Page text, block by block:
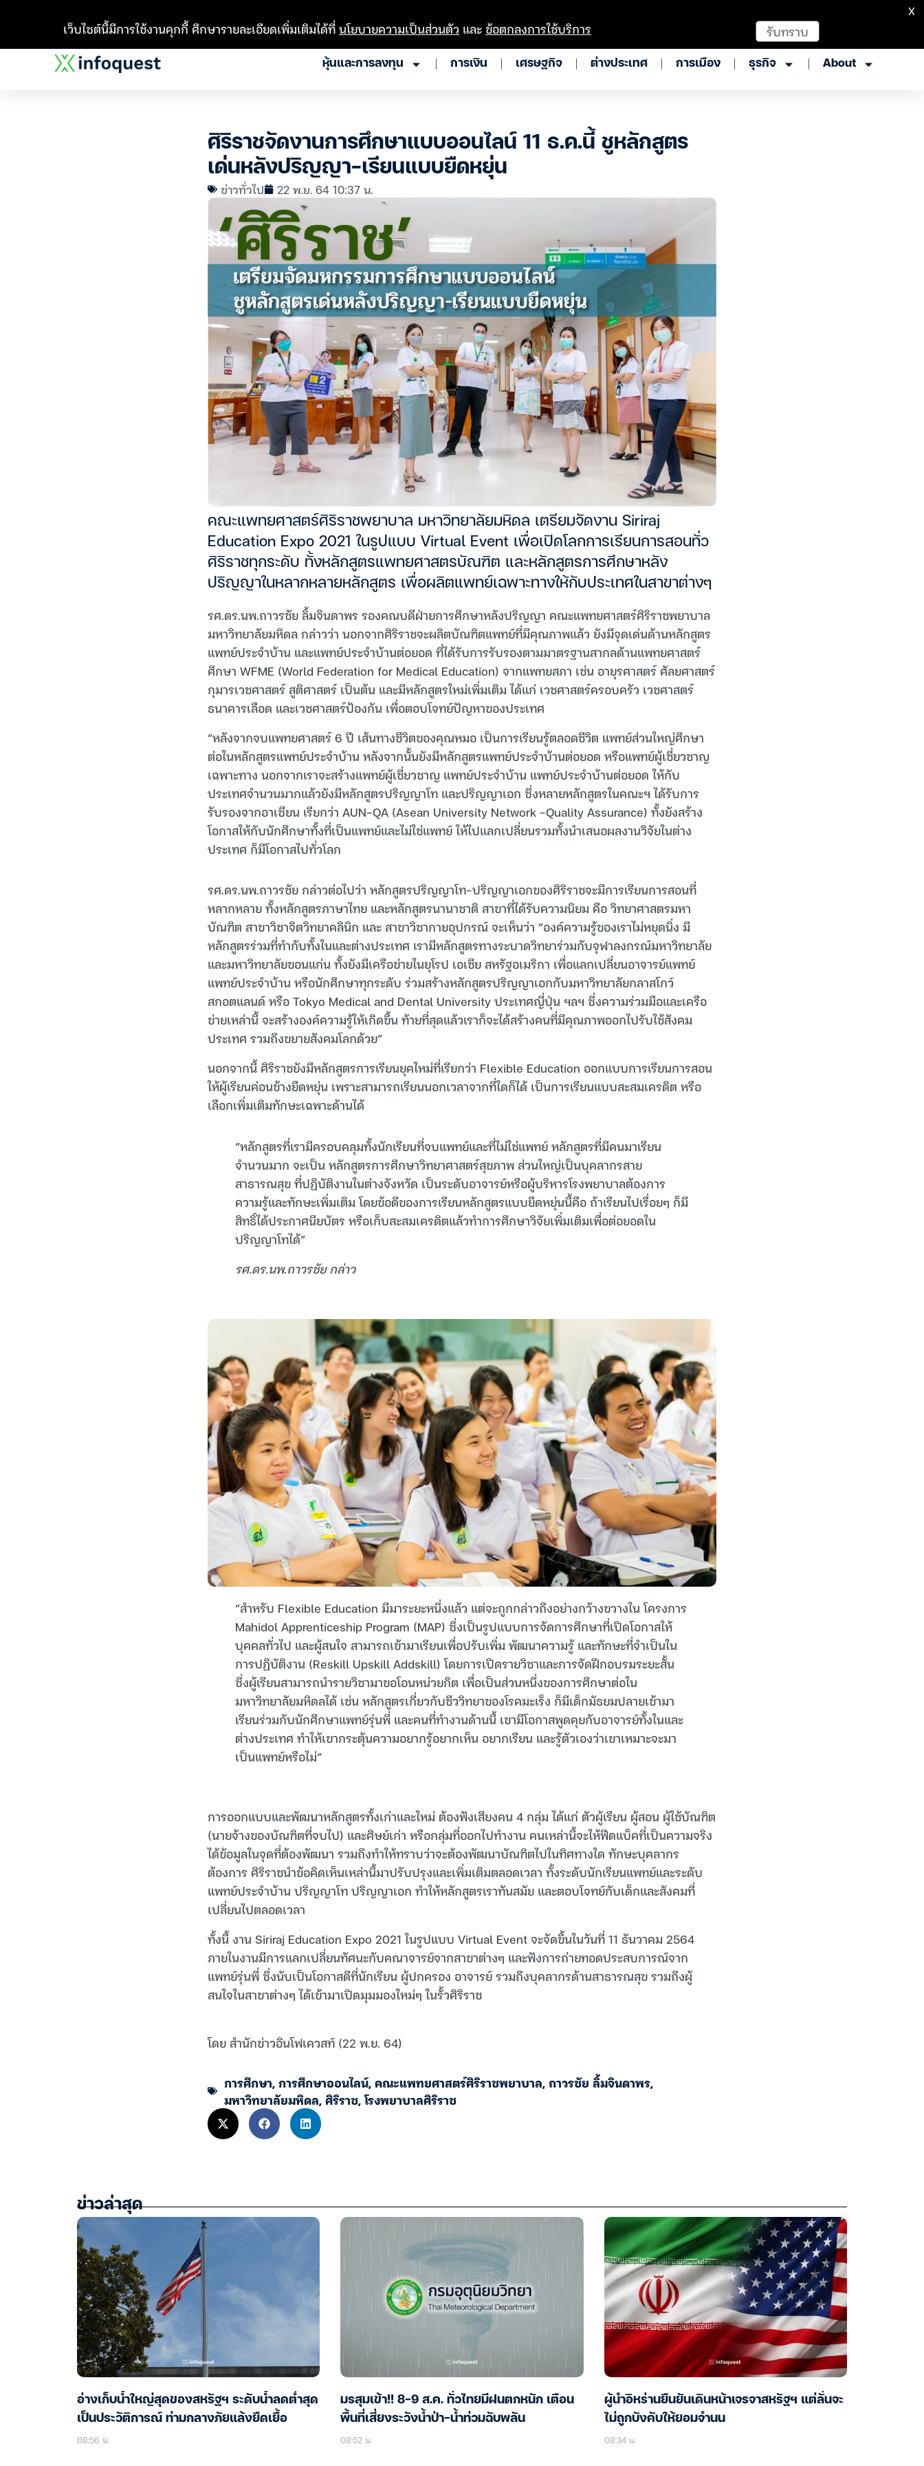
หุ้นและการลงทุน การเงิน เศรษฐกิจ ต่างประเทศ การเมือง ธุรกิจ About
ศิริราชจัดงานการศึกษาแบบออนไลน์ 11 ธ.ค.นี้ ชูหลักสูตร
เด่นหลังปริญญา-เรียนแบบยืดหยุ่น
ข่าวทั่วไป 22 พ.ย. 64 10:37 น.
คณะแพทยศาสตร์ศิริราชพยาบาล มหาวิทยาลัยมหิดล เตรียมจัดงาน Siriraj
Education Expo 2021 ในรูปแบบ Virtual Event เพื่อเปิดโลกการเรียนการสอนทั่ว
ศิริราชทุกระดับ ทั้งหลักสูตรแพทยศาสตรบัณฑิต และหลักสูตรการศึกษาหลัง
ปริญญาในหลากหลายหลักสูตร เพื่อผลิตแพทย์เฉพาะทางให้กับประเทศในสาขาต่างๆ
รศ.ดร.นพ.ถาวรชัย ลิ้มจินดาพร รองคณบดีฝ่ายการศึกษาหลังปริญญา คณะแพทยศาสตร์ศิริราชพยาบาล
มหาวิทยาลัยมหิดล กล่าวว่า นอกจากศิริราชจะผลิตบัณฑิตแพทย์ที่มีคุณภาพแล้ว ยังมีจุดเด่นด้านหลักสูตร
แพทย์ประจำบ้าน และแพทย์ประจำบ้านต่อยอด ที่ได้รับการรับรองตามมาตรฐานสากลด้านแพทยศาสตร์
ศึกษา WFME (World Federation for Medical Education) จากแพทยสภา เช่น อายุรศาสตร์ ศัลยศาสตร์
กุมารเวชศาสตร์ สูติศาสตร์ เป็นต้น และมีหลักสูตรใหม่เพิ่มเติม ได้แก่ เวชศาสตร์ครอบครัว เวชศาสตร์
ธนาคารเลือด และเวชศาสตร์ป้องกัน เพื่อตอบโจทย์ปัญหาของประเทศ
“หลังจากจบแพทยศาสตร์ 6 ปี เส้นทางชีวิตของคุณหมอ เป็นการเรียนรู้ตลอดชีวิต แพทย์ส่วนใหญ่ศึกษา
ต่อในหลักสูตรแพทย์ประจำบ้าน หลังจากนั้นยังมีหลักสูตรแพทย์ประจำบ้านต่อยอด หรือแพทย์ผู้เชี่ยวชาญ
เฉพาะทาง นอกจากเราจะสร้างแพทย์ผู้เชี่ยวชาญ แพทย์ประจำบ้าน แพทย์ประจำบ้านต่อยอด ให้กับ
ประเทศจำนวนมากแล้วยังมีหลักสูตรปริญญาโท และปริญญาเอก ซึ่งหลายหลักสูตรในคณะฯ ได้รับการ
รับรองจากอาเซียน เรียกว่า AUN-QA (Asean University Network -Quality Assurance) ทั้งยังสร้าง
โอกาสให้กับนักศึกษาทั้งที่เป็นแพทย์และไม่ใช่แพทย์ ให้ไปแลกเปลี่ยนรวมทั้งนำเสนอผลงานวิจัยในต่าง
ประเทศ ก็มีโอกาสไปทั่วโลก
รศ.ดร.นพ.ถาวรชัย กล่าวต่อไปว่า หลักสูตรปริญญาโท-ปริญญาเอกของศิริราชจะมีการเรียนการสอนที่
หลากหลาย ทั้งหลักสูตรภาษาไทย และหลักสูตรนานาชาติ สาขาที่ได้รับความนิยม คือ วิทยาศาสตรมหา
บัณฑิต สาขาวิชาจิตวิทยาคลินิก และ สาขาวิชากายอุปกรณ์ จะเห็นว่า “องค์ความรู้ของเราไม่หยุดนิ่ง มี
หลักสูตรร่วมที่ทำกับทั้งในและต่างประเทศ เรามีหลักสูตรทางระบาดวิทยาร่วมกับจุฬาลงกรณ์มหาวิทยาลัย
และมหาวิทยาลัยขอนแก่น ทั้งยังมีเครือข่ายในยุโรป เอเชีย สหรัฐอเมริกา เพื่อแลกเปลี่ยนอาจารย์แพทย์
แพทย์ประจำบ้าน หรือนักศึกษาทุกระดับ ร่วมสร้างหลักสูตรปริญญาเอกกับมหาวิทยาลัยกลาสโกว์
สกอตแลนด์ หรือ Tokyo Medical and Dental University ประเทศญี่ปุ่น ฯลฯ ซึ่งความร่วมมือและเครือ
ข่ายเหล่านี้ จะสร้างองค์ความรู้ให้เกิดขึ้น ท้ายที่สุดแล้วเราก็จะได้สร้างคนที่มีคุณภาพออกไปรับใช้สังคม
ประเทศ รวมถึงขยายสังคมโลกด้วย”
นอกจากนี้ ศิริราชยังมีหลักสูตรการเรียนยุคใหม่ที่เรียกว่า Flexible Education ออกแบบการเรียนการสอน
ให้ผู้เรียนค่อนข้างยืดหยุ่น เพราะสามารถเรียนนอกเวลาจากที่ใดก็ได้ เป็นการเรียนแบบสะสมเครดิต หรือ
เลือกเพิ่มเติมทักษะเฉพาะด้านได้
“หลักสูตรที่เรามีครอบคลุมทั้งนักเรียนที่จบแพทย์และที่ไม่ใช่แพทย์ หลักสูตรที่มีคนมาเรียน
จำนวนมาก จะเป็น หลักสูตรการศึกษาวิทยาศาสตร์สุขภาพ ส่วนใหญ่เป็นบุคลากรสาย
สาธารณสุข ที่ปฏิบัติงานในต่างจังหวัด เป็นระดับอาจารย์หรือผู้บริหารโรงพยาบาลต้องการ
ความรู้และทักษะเพิ่มเติม โดยข้อดีของการเรียนหลักสูตรแบบยืดหยุ่นนี้คือ ถ้าเรียนไปเรื่อยๆ ก็มี
สิทธิ์ได้ประกาศนียบัตร หรือเก็บสะสมเครดิตแล้วทำการศึกษาวิจัยเพิ่มเติมเพื่อต่อยอดใน
ปริญญาโทได้”
รศ.ดร.นพ.ถาวรชัย กล่าว
“สำหรับ Flexible Education มีมาระยะหนึ่งแล้ว แต่จะถูกกล่าวถึงอย่างกว้างขวางใน โครงการ
Mahidol Apprenticeship Program (MAP) ซึ่งเป็นรูปแบบการจัดการศึกษาที่เปิดโอกาสให้
บุคคลทั่วไป และผู้สนใจ สามารถเข้ามาเรียนเพื่อปรับเพิ่ม พัฒนาความรู้ และทักษะที่จำเป็นใน
การปฏิบัติงาน (Reskill Upskill Addskill) โดยการเปิดรายวิชาและการจัดฝึกอบรมระยะสั้น
ซึ่งผู้เรียนสามารถนำรายวิชามาขอโอนหน่วยกิต เพื่อเป็นส่วนหนึ่งของการศึกษาต่อใน
มหาวิทยาลัยมหิดลได้ เช่น หลักสูตรเกี่ยวกับชีววิทยาของโรคมะเร็ง ก็มีเด็กมัธยมปลายเข้ามา
เรียนร่วมกับนักศึกษาแพทย์รุ่นพี่ และคนที่ทำงานด้านนี้ เขามีโอกาสพูดคุยกับอาจารย์ทั้งในและ
ต่างประเทศ ทำให้เขากระตุ้นความอยากรู้อยากเห็น อยากเรียน และรู้ตัวเองว่าเขาเหมาะจะมา
เป็นแพทย์หรือไม่”
การออกแบบและพัฒนาหลักสูตรทั้งเก่าและใหม่ ต้องฟังเสียงคน 4 กลุ่ม ได้แก่ ตัวผู้เรียน ผู้สอน ผู้ใช้บัณฑิต
(นายจ้างของบัณฑิตที่จบไป) และศิษย์เก่า หรือกลุ่มที่ออกไปทำงาน คนเหล่านี้จะให้ฟีดแบ็คที่เป็นความจริง
ได้ข้อมูลในจุดที่ต้องพัฒนา รวมถึงทำให้ทราบว่าจะต้องพัฒนาบัณฑิตไปในทิศทางใด ทักษะบุคลากร
ต้องการ ศิริราชนำข้อคิดเห็นเหล่านี้มาปรับปรุงและเพิ่มเติมตลอดเวลา ทั้งระดับนักเรียนแพทย์และระดับ
แพทย์ประจำบ้าน ปริญญาโท ปริญญาเอก ทำให้หลักสูตรเราทันสมัย และตอบโจทย์กับเด็กและสังคมที่
เปลี่ยนไปตลอดเวลา
ทั้งนี้ งาน Siriraj Education Expo 2021 ในรูปแบบ Virtual Event จะจัดขึ้นในวันที่ 11 ธันวาคม 2564
ภายในงานมีการแลกเปลี่ยนทัศนะกับคณาจารย์จากสาขาต่างๆ และฟังการถ่ายทอดประสบการณ์จาก
แพทย์รุ่นพี่ ซึ่งนับเป็นโอกาสดีที่นักเรียน ผู้ปกครอง อาจารย์ รวมถึงบุคลากรด้านสาธารณสุข รวมถึงผู้
สนใจในสาขาต่างๆ ได้เข้ามาเปิดมุมมองใหม่ๆ ในรั้วศิริราช
โดย สำนักข่าวอินโฟเควสท์ (22 พ.ย. 64)
การศึกษา,การศึกษาออนไลน์,คณะแพทยศาสตร์ศิริราชพยาบาล,ถาวรชัย ลิ้มจินดาพร,
มหาวิทยาลัยมหิดล,ศิริราช,โรงพยาบาลศิริราช
ข่าวล่าสุด
อ่างเก็บน้ำใหญ่สุดของสหรัฐฯ ระดับน้ำลดต่ำสุด
เป็นประวัติการณ์ ท่ามกลางภัยแล้งยืดเยื้อ
08:56 น.
มรสุมเข้า!! 8-9 ส.ค. ทั่วไทยมีฝนตกหนัก เตือน
พื้นที่เสี่ยงระวังน้ำป่า-น้ำท่วมฉับพลัน
08:52 น.
ผู้นำอิหร่านยืนยันเดินหน้าเจรจาสหรัฐฯ แต่ลั่นจะ
ไม่ถูกบังคับให้ยอมจำนน
08:34 น.
เว็บไซต์นี้มีการใช้งานคุกกี้ ศึกษารายละเอียดเพิ่มเติมได้ที่นโยบายความเป็นส่วนตัว และข้อตกลงการใช้บริการ รับทราบ
X